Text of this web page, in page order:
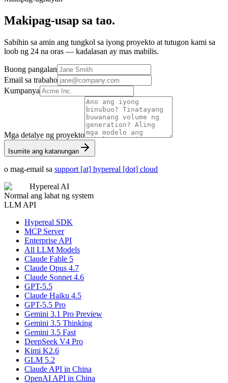
Makipag-usap sa tao.
Sabihin sa amin ang tungkol sa iyong proyekto at tutugon kami sa
loob ng 24 na oras — kadalasan ay mas mabilis.
Buong pangalan
Email sa trabaho
Kumpanya
Mga detalye ng proyekto
Isumite ang katanungan
o mag-email sa support [at] hypereal [dot] cloud
Hypereal AI
Normal ang lahat ng system
LLM API
Hypereal SDK
MCP Server
Enterprise API
All LLM Models
Claude Fable 5
Claude Opus 4.7
Claude Sonnet 4.6
GPT-5.5
Claude Haiku 4.5
GPT-5.5 Pro
Gemini 3.1 Pro Preview
Gemini 3.5 Thinking
Gemini 3.5 Fast
DeepSeek V4 Pro
Kimi K2.6
GLM 5.2
Claude API in China
OpenAI API in China